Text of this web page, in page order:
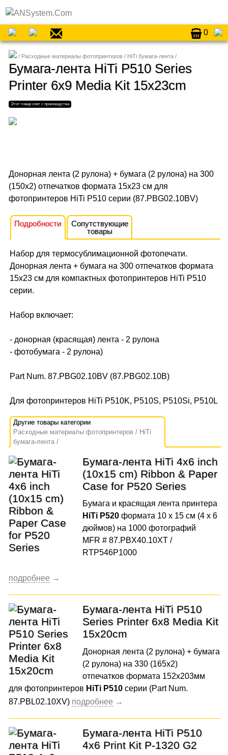
0
Расходные материалы фотопринтеров HiTi бумага-лента
Бумага-лента HiTi P510 Series
Printer 6x9 Media Kit 15x23cm
Донорная лента (2 рулона) + бумага (2 рулона) на 300
(150х2) отпечатков формата 15x23 cм для
фотопринтеров HiTi P510 серии (87.PBG02.10BV)
Подробности
Сопутствующие
товары
Набор для термосублимационной фотопечати.
Донорная лента + бумага на 300 отпечатков формата
15x23 cм для компактных фотопринтеров HiTi P510
серии.
Набор включает:
- донорная (красящая) лента - 2 рулона
- фотобумага - 2 рулона)
Part Num. 87.PBG02.10BV (87.PBG02.10B)
Для фотопринтеров HiTi P510K, P510S, P510Si, P510L
Расходные материалы фотопринтеров
HiTi
бумага-лента
Бумага-лента HiTi 4x6 inch
(10x15 cm) Ribbon & Paper
Case for P520 Series
Бумага и красящая лента принтера
HiTi P520 формата 10 x 15 см (4 x 6
дюймов) на 1000 фотографий
MFR # 87.PBX40.10XT /
RTP546P1000
Бумага-лента HiTi P510
Series Printer 6x8 Media Kit
15x20cm
Донорная лента (2 рулона) + бумага
(2 рулона) на 330 (165х2)
отпечатков формата 152x203мм
для фотопринтеров HiTi P510серии (Part Num.
87.PBL02.10XV)
Бумага-лента HiTi P510
4x6 Print Kit P-1320 G2